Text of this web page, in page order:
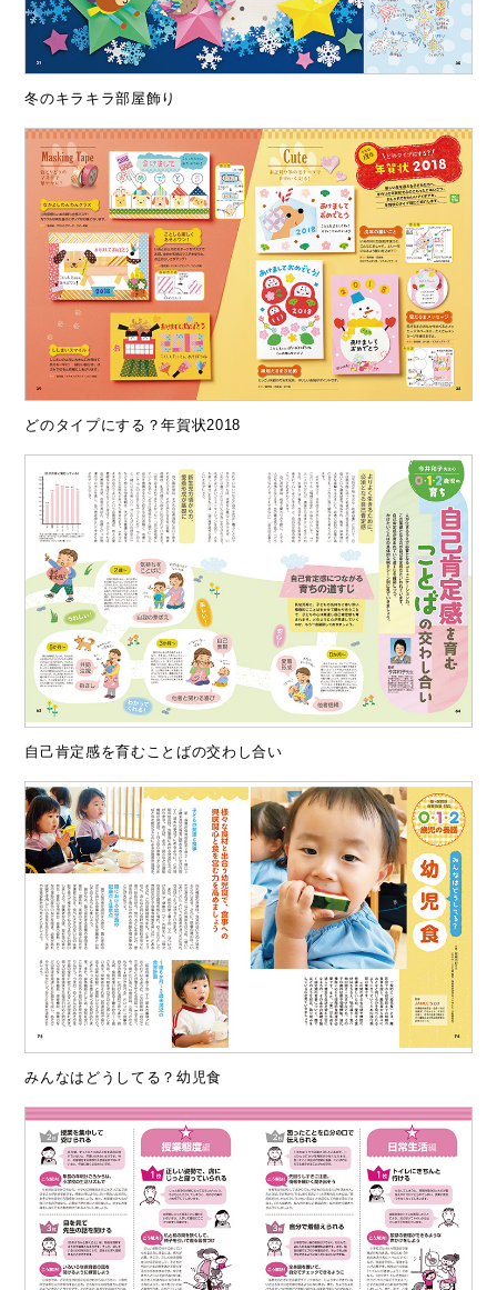
冬のキラキラ部屋飾り
どのタイプにする？年賀状2018
自己肯定感を育むことばの交わし合い
みんなはどうしてる？幼児食